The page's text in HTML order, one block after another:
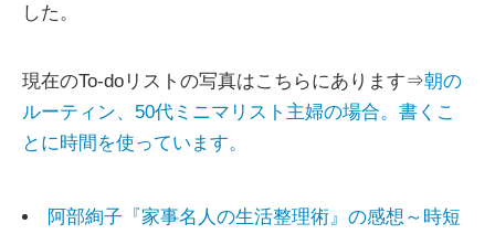
した。
現在のTo-doリストの写真はこちらにあります⇒朝の
ルーティン、50代ミニマリスト主婦の場合。書くこ
とに時間を使っています。
阿部絢子『家事名人の生活整理術』の感想～時短